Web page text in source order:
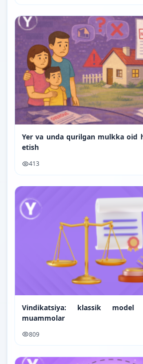
Yer va unda qurilgan mulkka oid
etish
413
Vindikatsiya: klassik model
muammolar
809